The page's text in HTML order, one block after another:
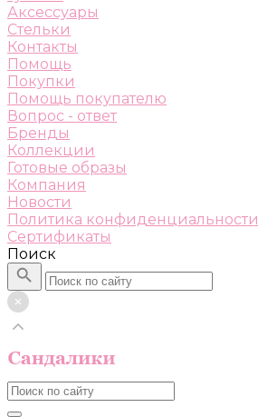
Аксессуары
Стельки
Контакты
Помощь
Покупки
Помощь покупателю
Вопрос - ответ
Бренды
Коллекции
Готовые образы
Компания
Новости
Политика конфиденциальности
Сертификаты
Поиск